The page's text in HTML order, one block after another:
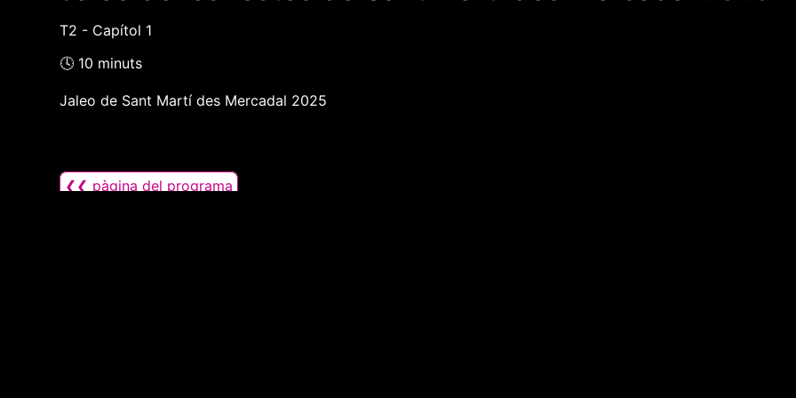
T2 - Capítol 1
🕓 10 minuts
Jaleo de Sant Martí des Mercadal 2025
❮❮ pàgina del programa